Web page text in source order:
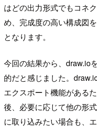
はどの出力形式でもコネ
め、完成度の高い構成図
となります。
今回の結果から、draw.io
的だと感じました。
エクスポート機能がある
後、必要に応じて他の形
に取り込みたい場合も、